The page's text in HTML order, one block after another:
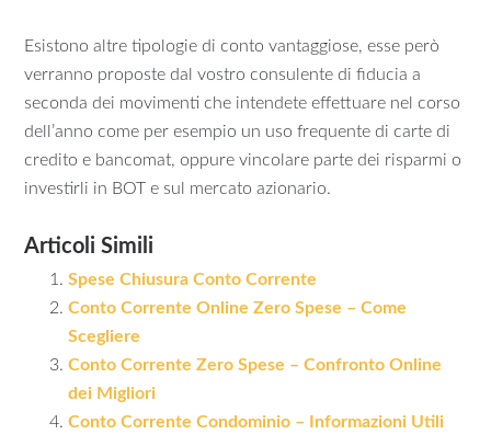
Esistono altre tipologie di conto vantaggiose, esse però
verranno proposte dal vostro consulente di fiducia a
seconda dei movimenti che intendete effettuare nel corso
dell’anno come per esempio un uso frequente di carte di
credito e bancomat, oppure vincolare parte dei risparmi o
investirli in BOT e sul mercato azionario.
Articoli Simili
Spese Chiusura Conto Corrente
Conto Corrente Online Zero Spese – Come
Scegliere
Conto Corrente Zero Spese – Confronto Online
dei Migliori
Conto Corrente Condominio – Informazioni Utili